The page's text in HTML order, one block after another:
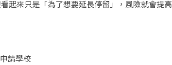
起來只是「為了想要延長停留」，風險就會提高
請學校